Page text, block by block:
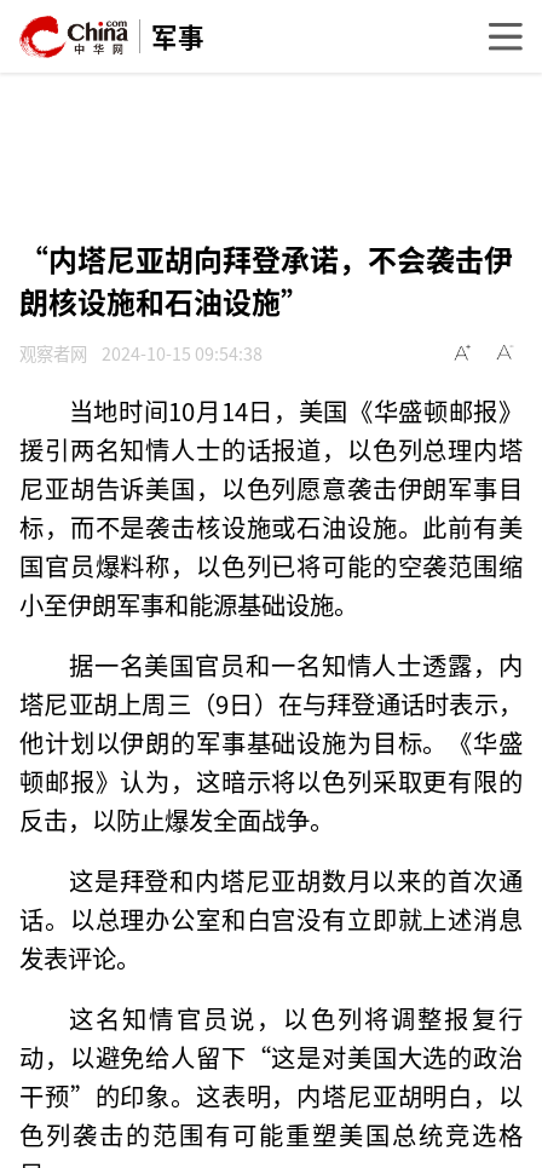
军事
“内塔尼亚胡向拜登承诺，不会袭击伊
朗核设施和石油设施”
观察者网 2024-10-15 09:54:38
当地时间10月14日，美国《华盛顿邮报》
援引两名知情人士的话报道，以色列总理内塔
尼亚胡告诉美国，以色列愿意袭击伊朗军事目
标，而不是袭击核设施或石油设施。此前有美
国官员爆料称，以色列已将可能的空袭范围缩
小至伊朗军事和能源基础设施。
据一名美国官员和一名知情人士透露，内
塔尼亚胡上周三（9日）在与拜登通话时表示，
他计划以伊朗的军事基础设施为目标。《华盛
顿邮报》认为，这暗示将以色列采取更有限的
反击，以防止爆发全面战争。
这是拜登和内塔尼亚胡数月以来的首次通
话。以总理办公室和白宫没有立即就上述消息
发表评论。
这名知情官员说，以色列将调整报复行
动，以避免给人留下“这是对美国大选的政治
干预”的印象。这表明，内塔尼亚胡明白，以
色列袭击的范围有可能重塑美国总统竞选格